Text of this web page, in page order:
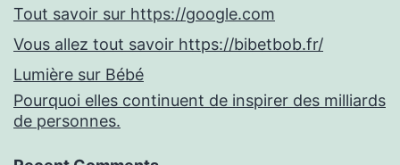
Tout savoir sur https://google.com
Vous allez tout savoir https://bibetbob.fr/
Lumière sur Bébé
Pourquoi elles continuent de inspirer des milliards
de personnes.